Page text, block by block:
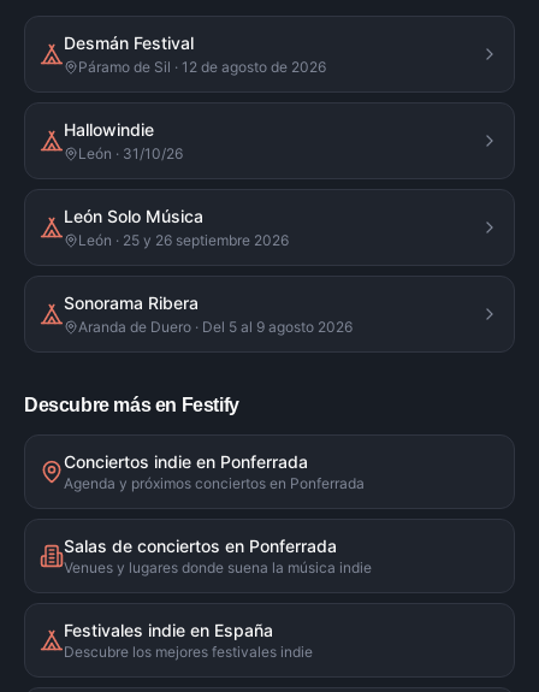
Desmán Festival
Páramo de Sil · 12 de agosto de 2026
Hallowindie
León · 31/10/26
León Solo Música
León · 25 y 26 septiembre 2026
Sonorama Ribera
Aranda de Duero · Del 5 al 9 agosto 2026
Descubre más en Festify
Conciertos indie en Ponferrada
Agenda y próximos conciertos en Ponferrada
Salas de conciertos en Ponferrada
Venues y lugares donde suena la música indie
Festivales indie en España
Descubre los mejores festivales indie